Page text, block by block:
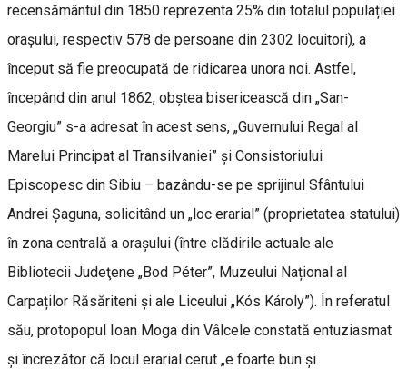
recensământul din 1850 reprezenta 25% din totalul populației
orașului, respectiv 578 de persoane din 2302 locuitori), a
început să fie preocupată de ridicarea unora noi. Astfel,
începând din anul 1862, obştea bisericească din „San-
Georgiu” s-a adresat în acest sens, „Guvernului Regal al
Marelui Principat al Transilvaniei” şi Consistoriului
Episcopesc din Sibiu – bazându-se pe sprijinul Sfântului
Andrei Șaguna, solicitând un „loc erarial” (proprietatea statului)
în zona centrală a oraşului (între clădirile actuale ale
Bibliotecii Judeţene „Bod Péter”, Muzeului Național al
Carpaților Răsăriteni şi ale Liceului „Kós Károly”). În referatul
său, protopopul Ioan Moga din Vâlcele constată entuziasmat
şi încrezător că locul erarial cerut „e foarte bun şi